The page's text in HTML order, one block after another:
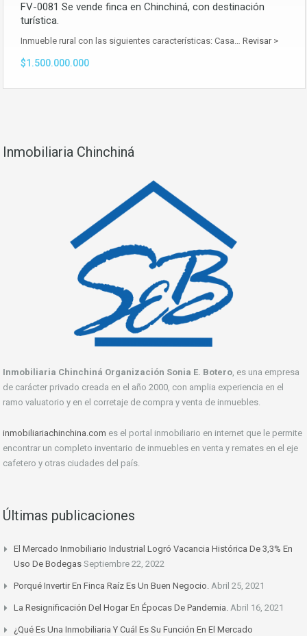
FV-0081 Se vende finca en Chinchiná, con destinación
turística.
Inmueble rural con las siguientes características: Casa… Revisar >
$1.500.000.000
Inmobiliaria Chinchiná
Inmobiliaria Chinchiná Organización Sonia E. Botero, es una empresa
de carácter privado creada en el año 2000, con amplia experiencia en el
ramo valuatorio y en el corretaje de compra y venta de inmuebles.
inmobiliariachinchina.com es el portal inmobiliario en internet que le permite
encontrar un completo inventario de inmuebles en venta y remates en el eje
cafetero y otras ciudades del país.
Últimas publicaciones
El Mercado Inmobiliario Industrial Logró Vacancia Histórica De 3,3% En
Uso De Bodegas Septiembre 22, 2022
Porqué Invertir En Finca Raíz Es Un Buen Negocio. Abril 25, 2021
La Resignificación Del Hogar En Épocas De Pandemia. Abril 16, 2021
¿Qué Es Una Inmobiliaria Y Cuál Es Su Función En El Mercado